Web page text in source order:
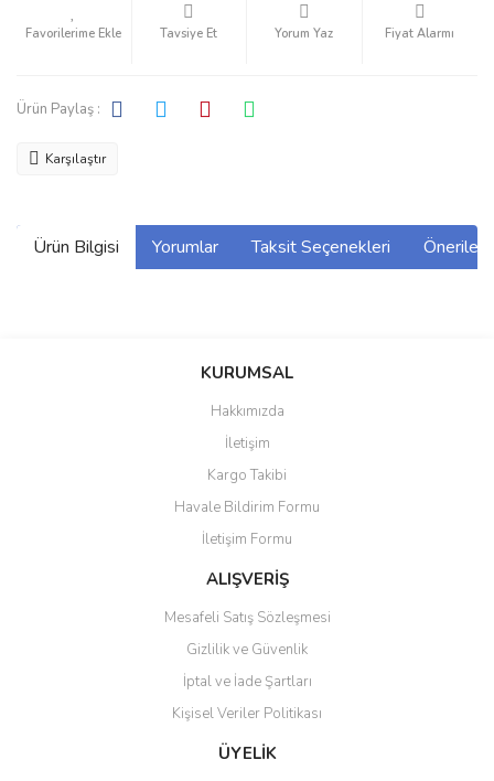
Tavsiye Et Yorum Yaz Fiyat Alarmı
Ürün Paylaş :
Karşılaştır
Ürün Bilgisi Yorumlar Taksit Seçenekleri
Bu ürüne ilk yorumu siz yapın!
Yorum Yaz
Ürün resmi kalitesiz, bozuk veya görüntülenemiyor.
Ürün açıklamasında eksik bilgiler bulunuyor.
Ürün bilgilerinde hatalar bulunuyor.
Ürün fiyatı diğer sitelerden daha pahalı.
Bu ürüne benzer farklı alternatifler olmalı.
Gönder
KURUMSAL
Hakkımızda
İletişim
Kargo Takibi
Havale Bildirim Formu
İletişim Formu
ALIŞVERİŞ
Mesafeli Satış Sözleşmesi
Gizlilik ve Güvenlik
İptal ve İade Şartları
Kişisel Veriler Politikası
ÜYELİK